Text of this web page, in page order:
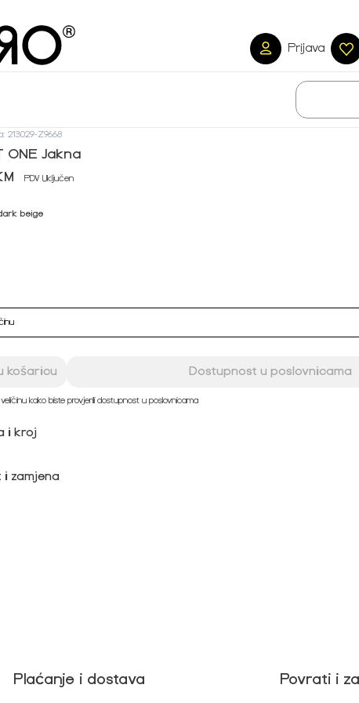
Prijava
213029-Z9668
ONE Jakna
PDV Uključen
beige
košaricu Dostupnost u poslovnicama
kako biste provjerili dostupnost u poslovnicama
i kroj
i zamjena
Plaćanje i dostava Povrati i